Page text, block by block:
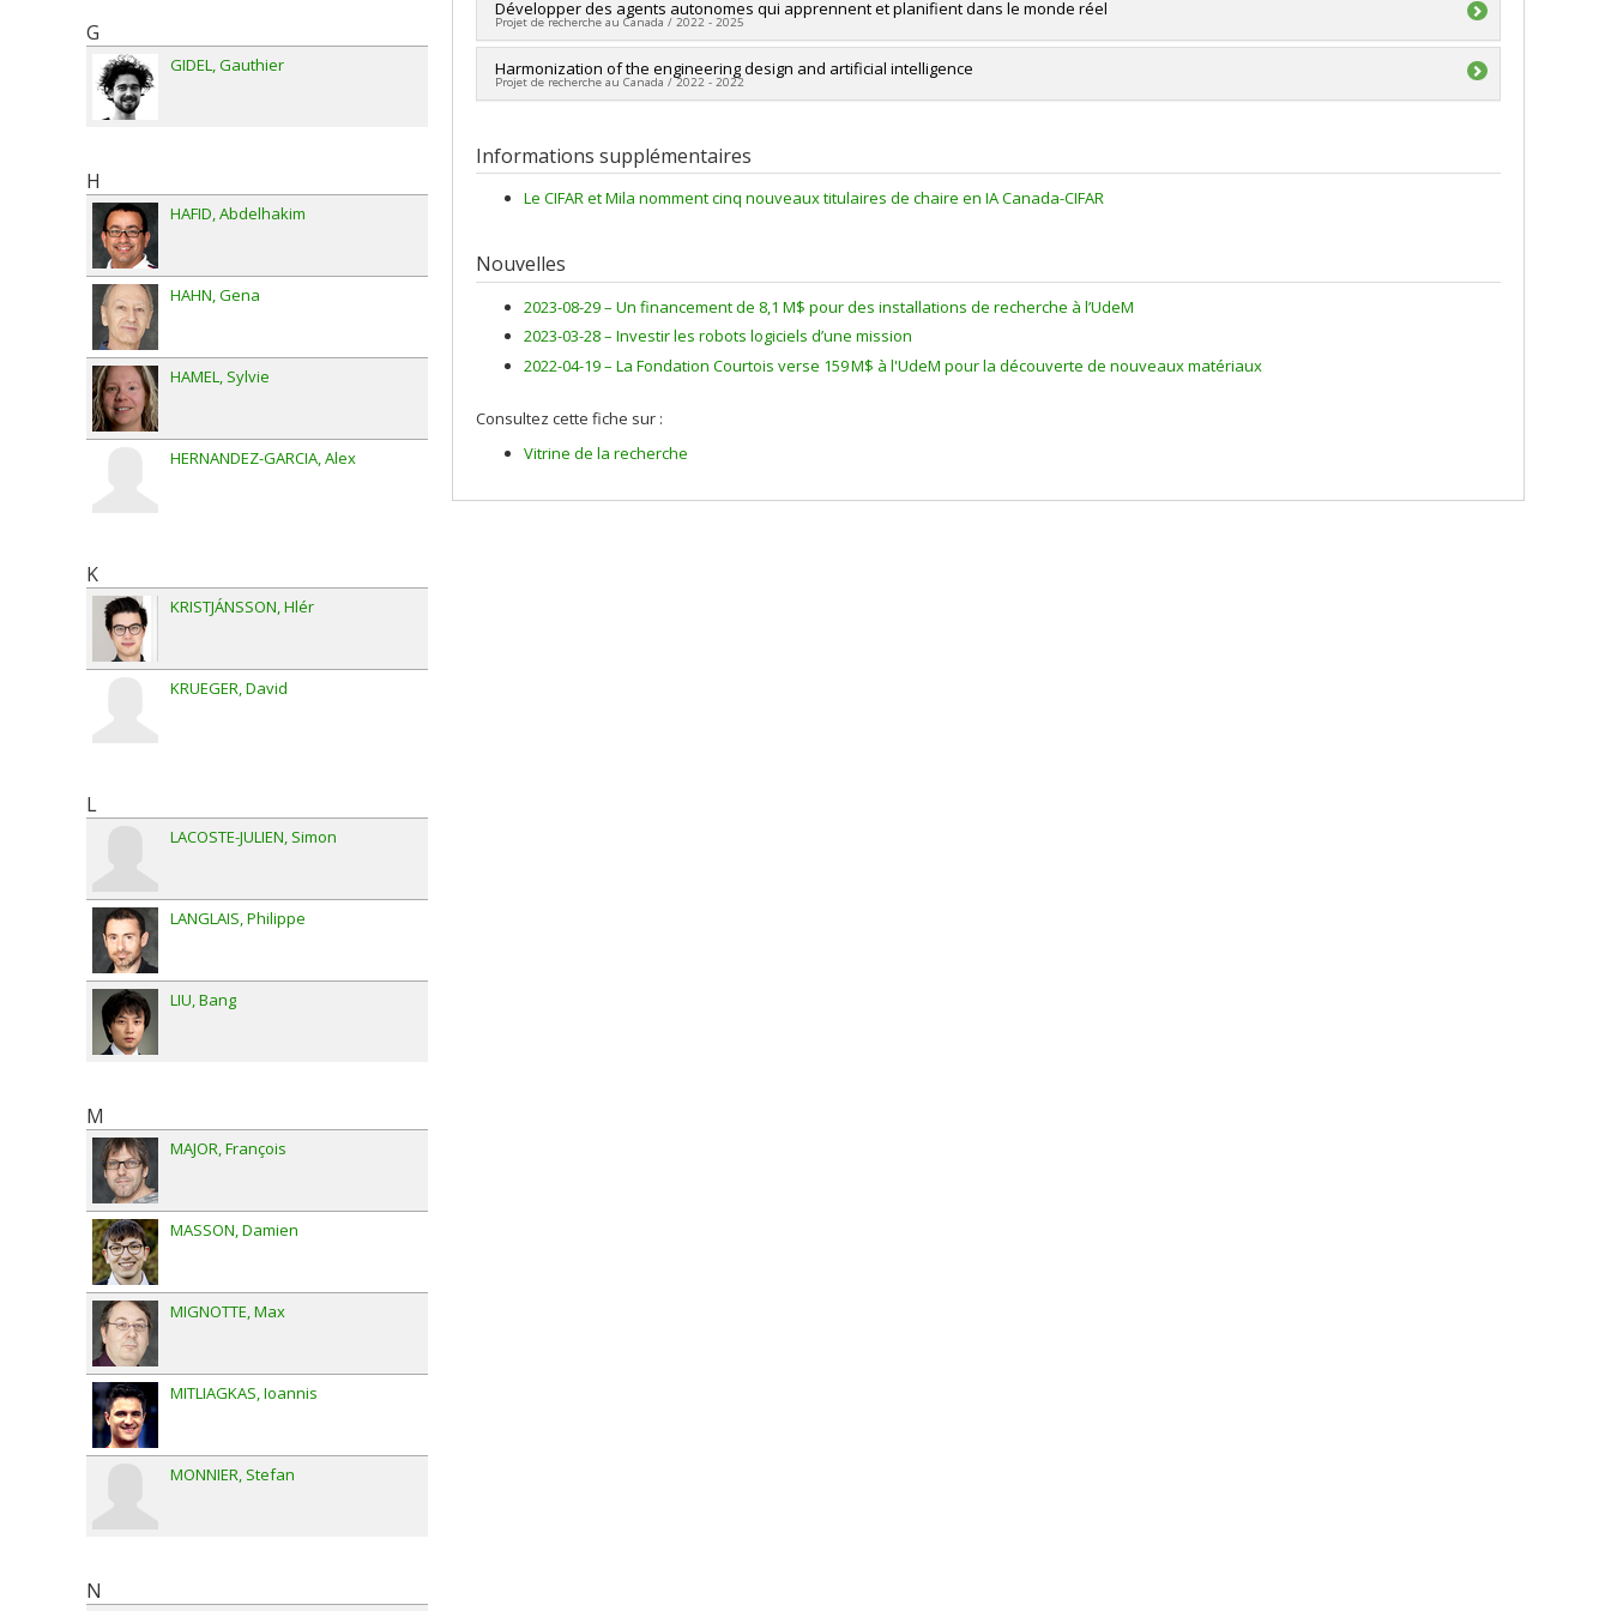
Chercheur principal :Glen Berseth
Sources de financement :FCI/Fondation canadienne pour l'innovation
Programmes de subvention :PVXXXXXX-Fonds des leaders
Développer des agents autonomes qui apprennent et planifient dans le monde réel
Projet de recherche au Canada / 2022 - 2025
Chercheur principal : Glen Berseth
Sources de financement :FRQNT/Fonds de recherche du Québec - Nature et technologies (FQRNT)
Harmonization of the engineering design and artificial intelligence
Projet de recherche au Canada / 2022 - 2022
Co-chercheurs : Aurelian Vadean
Sources de financement :MITACS Inc.
Programmes de subvention :PVXXXXXX-Stage Accélération Québec - MITACS
Informations supplémentaires
Le CIFAR et Mila nomment cinq nouveaux titulaires de chaire en IA Canada-CIFAR
Nouvelles
2023-08-29 – Un financement de 8,1 M$ pour des installations de recherche à l’UdeM
2023-03-28 – Investir les robots logiciels d’une mission
2022-04-19 – La Fondation Courtois verse 159 M$ à l'UdeM pour la découverte de nouveaux matériaux
Consultez cette fiche sur :
Vitrine de la recherche
G
GIDEL Gauthier
H
HAFID Abdelhakim
HAHN Gena
HAMEL Sylvie
HERNANDEZ-GARCIA Alex
K
KRISTJÁNSSON Hlér
KRUEGER David
L
LACOSTE-JULIEN Simon
LANGLAIS Philippe
LIU Bang
M
MAJOR François
MASSON Damien
MIGNOTTE Max
MITLIAGKAS Ioannis
MONNIER Stefan
N